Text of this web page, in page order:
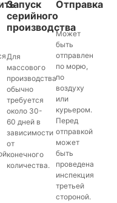
Запуск
серийного
производства
Для
массового
производства
обычно
требуется
около 30-
60 дней в
зависимости
от
конечного
количества.
Отправка
Может
быть
отправлен
по морю,
по
воздуху
или
курьером.
Перед
отправкой
может
быть
проведена
инспекция
третьей
стороной.